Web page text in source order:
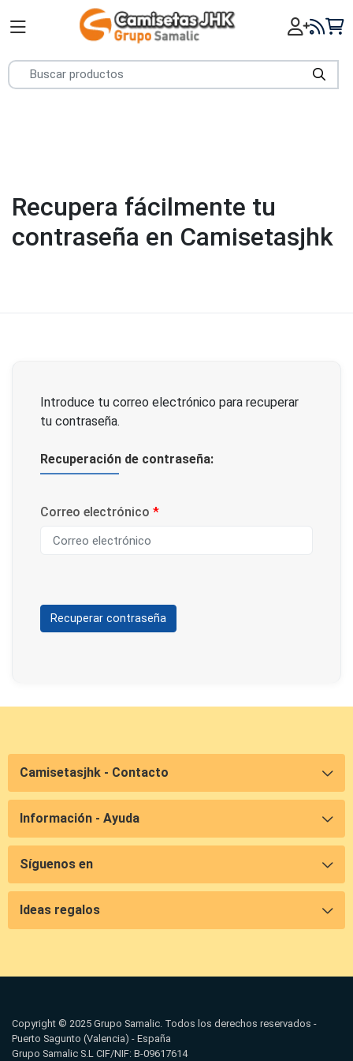
Recupera fácilmente tu
contraseña en Camisetasjhk
Introduce tu correo electrónico para recuperar
tu contraseña.
Recuperación de contraseña:
Correo electrónico *
Recuperar contraseña
Camisetasjhk - Contacto
Información - Ayuda
Síguenos en
Ideas regalos
Copyright © 2025 Grupo Samalic. Todos los derechos reservados -
Puerto Sagunto (Valencia) - España
Grupo Samalic S.L CIF/NIF: B-09617614